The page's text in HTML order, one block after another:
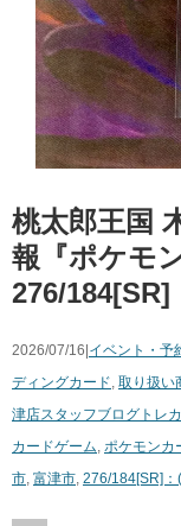
桃太郎王国
報『ポケモ
276/184[SR]
2026/07/16| イベント・予
ディングカード, 取り扱い
津店スタッフブログ トレカ
カードゲーム, ポケモンカ
市, 富津市, 276/184[SR]：